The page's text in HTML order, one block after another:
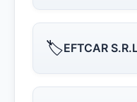
🏷️EFTCAR